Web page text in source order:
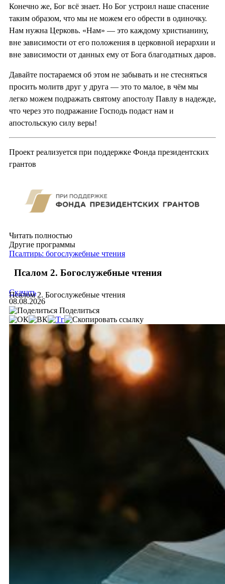
Конечно же, Бог всё знает. Но Бог устроил наше спасение
таким образом, что мы не можем его обрести в одиночку.
Нам нужна Церковь. «Нам» — это каждому христианину,
вне зависимости от его положения в церковной иерархии и
вне зависимости от данных ему от Бога благодатных даров.
Давайте постараемся об этом не забывать и не стесняться
просить молитв друг у друга — это то малое, в чём мы
легко можем подражать святому апостолу Павлу в надежде,
что через это подражание Господь подаст нам и
апостольскую силу веры!
Проект реализуется при поддержке Фонда президентских
грантов
Читать полностью
Другие программы
Псалтирь: богослужебные чтения
Псалом 2. Богослужебные чтения
Псалом 2. Богослужебные чтения
Скачать
08.08.2026
Поделиться